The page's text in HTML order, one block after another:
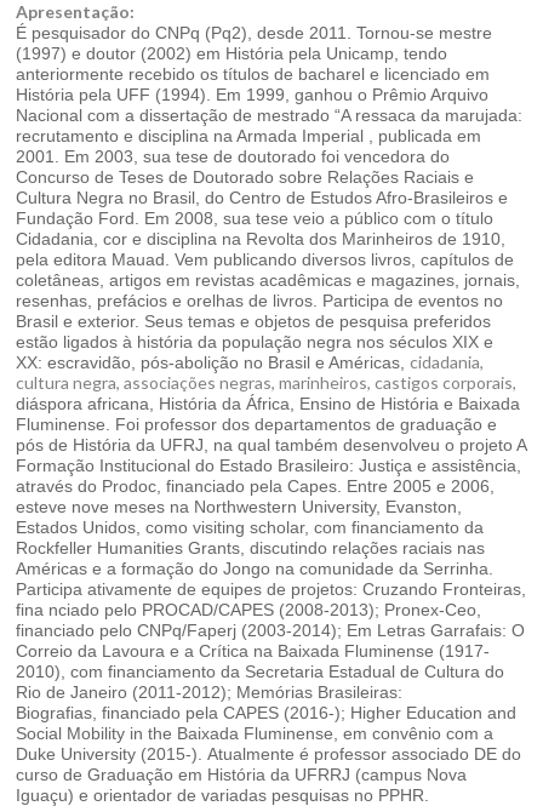
Apresentação:
É pesquisador do CNPq (Pq2), desde 2011. Tornou-se mestre
(1997) e doutor (2002) em História pela Unicamp, tendo
anteriormente recebido os títulos de bacharel e licenciado em
História pela UFF (1994). Em 1999, ganhou o Prêmio Arquivo
Nacional com a dissertação de mestrado “A ressaca da marujada:
recrutamento e disciplina na Armada Imperial , publicada em
2001. Em 2003, sua tese de doutorado foi vencedora do
Concurso de Teses de Doutorado sobre Relações Raciais e
Cultura Negra no Brasil, do Centro de Estudos Afro-Brasileiros e
Fundação Ford. Em 2008, sua tese veio a público com o título
Cidadania, cor e disciplina na Revolta dos Marinheiros de 1910,
pela editora Mauad. Vem publicando diversos livros, capítulos de
coletâneas, artigos em revistas acadêmicas e magazines, jornais,
resenhas, prefácios e orelhas de livros. Participa de eventos no
Brasil e exterior. Seus temas e objetos de pesquisa preferidos
estão ligados à história da população negra nos séculos XIX e
XX: escravidão, pós-abolição no Brasil e Américas,cidadania,
cultura negra, associações negras, marinheiros, castigos corporais,
diáspora africana, História da África, Ensino de História e Baixada
Fluminense. Foi professor dos departamentos de graduação e
pós de História da UFRJ, na qual também desenvolveu o projeto A
Formação Institucional do Estado Brasileiro: Justiça e assistência,
através do Prodoc, financiado pela Capes. Entre 2005 e 2006,
esteve nove meses na Northwestern University, Evanston,
Estados Unidos, como visiting scholar, com financiamento da
Rockfeller Humanities Grants, discutindo relações raciais nas
Américas e a formação do Jongo na comunidade da Serrinha.
Participa ativamente de equipes de projetos: Cruzando Fronteiras,
fina nciado pelo PROCAD/CAPES (2008-2013); Pronex-Ceo,
financiado pelo CNPq/Faperj (2003-2014); Em Letras Garrafais: O
Correio da Lavoura e a Crítica na Baixada Fluminense (1917-
2010), com financiamento da Secretaria Estadual de Cultura do
Rio de Janeiro (2011-2012); Memórias Brasileiras:
Biografias, financiado pela CAPES (2016-); Higher Education and
Social Mobility in the Baixada Fluminense, em convênio com a
Duke University (2015-). Atualmente é professor associado DE do
curso de Graduação em História da UFRRJ (campus Nova
Iguaçu) e orientador de variadas pesquisas no PPHR.